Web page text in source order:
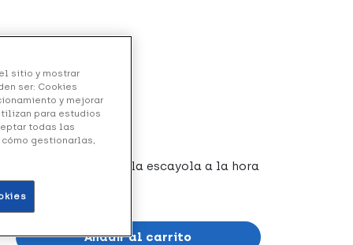
del vendaje o la escayola a la hora
Añadir al carrito
sitio y mostrar
ser: Cookies
y mejorar
para estudios
todas las
gestionarlas,